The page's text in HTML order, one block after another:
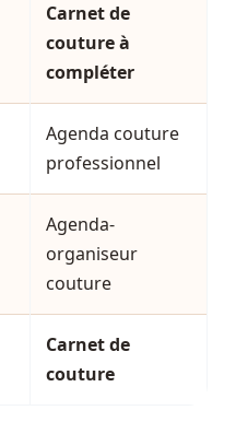
Carnet de
couture à
compléter
Agenda couture
professionnel
Agenda-
organiseur
couture
Carnet de
couture